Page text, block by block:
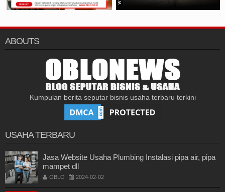
ABOUTS
Kumpulan berita seputar bisnis usaha terbaru terkini
USAHA TERBARU
Jasa Website Usaha Plumbing Instalasi pipa air, pipa
mampet dll
OBLO 2024-02-02